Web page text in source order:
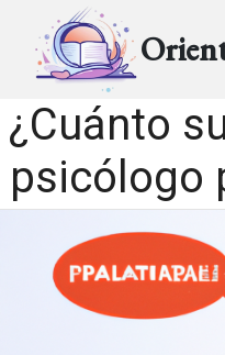
¿Cuánto
psicólogo